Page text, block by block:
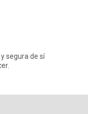
segura de sí